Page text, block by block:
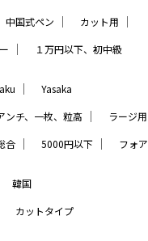
中国式ペン ｜ カット用 ｜
｜ １万円以下、初中級
｜ Yasaka
ンチ、一枚、粒高 ｜ ラージ用
合 ｜ 5000円以下 ｜ フォア
韓国
カットタイプ